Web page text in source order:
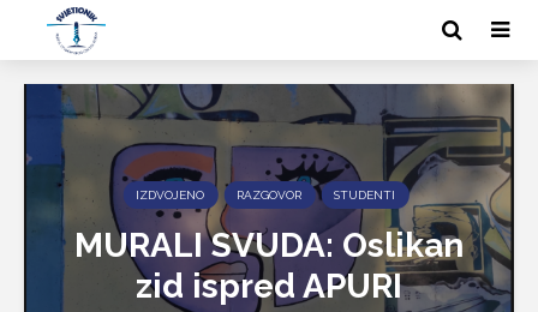
IZDVOJENO RAZGOVOR STUDENTI
MURALI SVUDA: Oslikan
zid ispred APURI